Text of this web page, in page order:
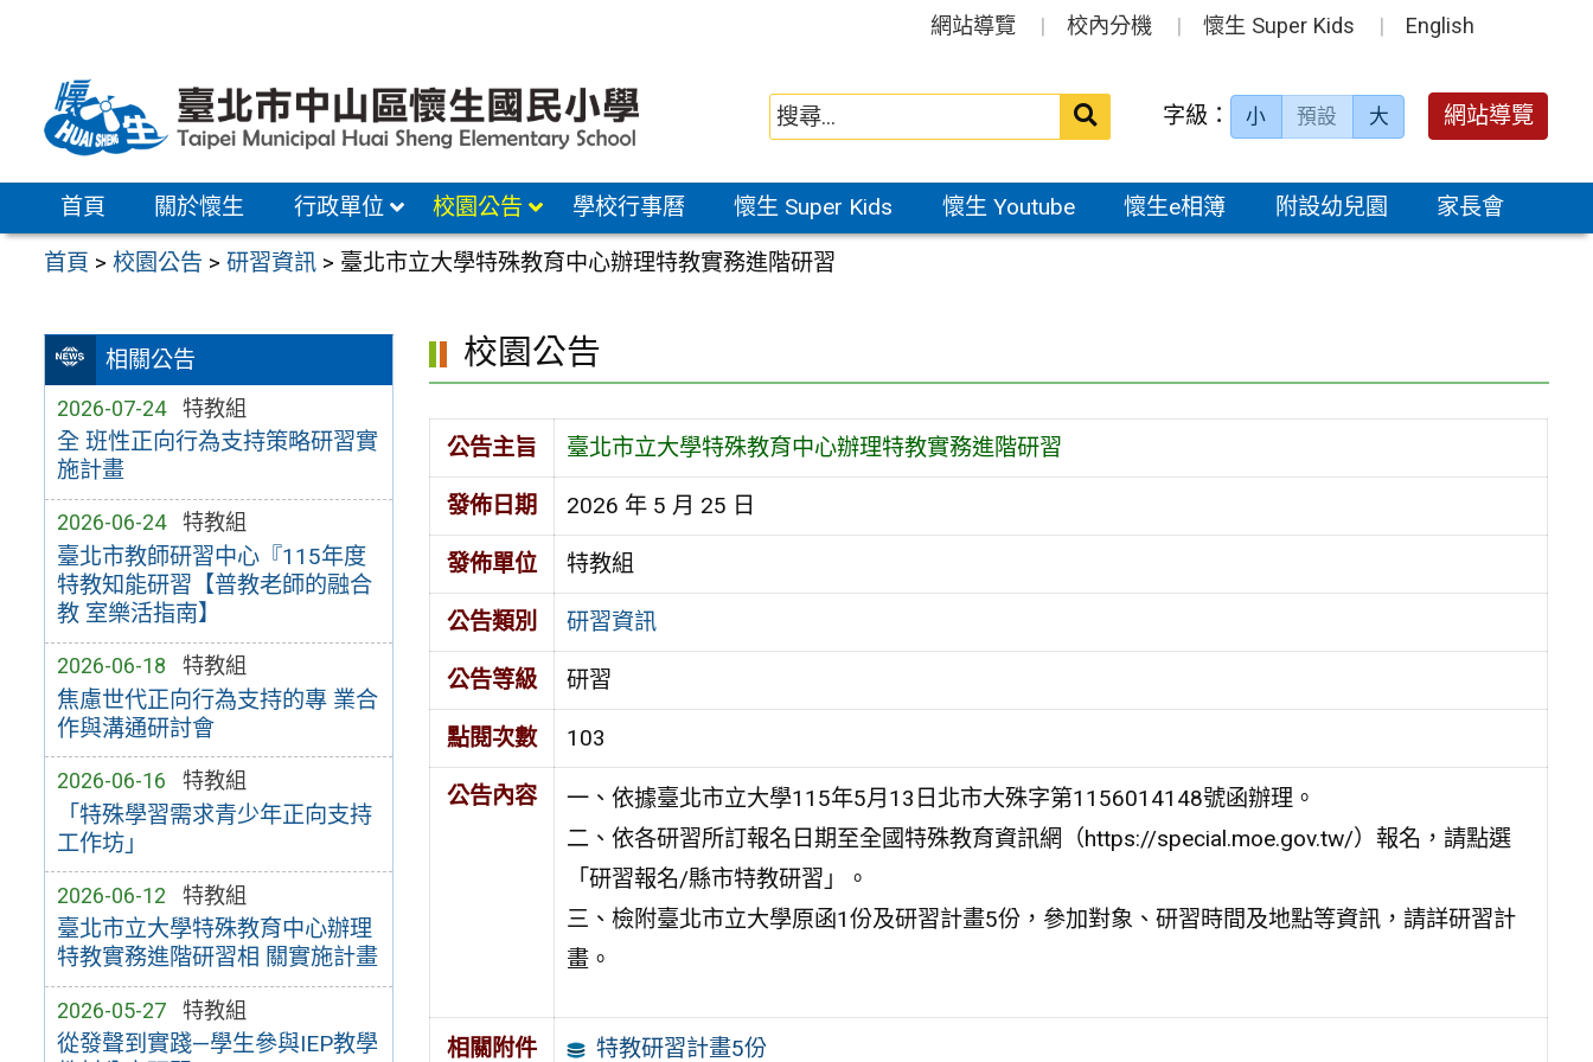
區
網站導覽 校內分機 懷生 Super Kids English
送出 字級： 小 預設 大 網站導覽
首頁 關於懷生 行政單位 校園公告 學校行事曆 懷生 Super Kids 懷生 Youtube 懷生e相簿 附設幼兒園 家長會
首頁 >校園公告 >研習資訊 > 臺北市立大學特殊教育中心辦理特教實務進階研習
相關公告
2026-07-24 特教組
全 班性正向行為支持策略研習實
施計畫
2026-06-24 特教組
臺北市教師研習中心『115年度
特教知能研習【普教老師的融合
教 室樂活指南】
2026-06-18 特教組
焦慮世代正向行為支持的專 業合
作與溝通研討會
2026-06-16 特教組
「特殊學習需求青少年正向支持
工作坊」
2026-06-12 特教組
臺北市立大學特殊教育中心辦理
特教實務進階研習相 關實施計畫
2026-05-27 特教組
從發聲到實踐—學生參與IEP教學
校園公告
公告主旨 臺北市立大學特殊教育中心辦理特教實務進階研習
發佈日期 2026 年 5 月 25 日
發佈單位 特教組
公告類別 研習資訊
公告等級 研習
點閱次數 103
公告內容
一、依據臺北市立大學115年5月13日北市大殊字第1156014148號函辦理。
二、依各研習所訂報名日期至全國特殊教育資訊網（https://special.moe.gov.tw/）報名，請點選
「研習報名/縣市特教研習」。
三、檢附臺北市立大學原函1份及研習計畫5份，參加對象、研習時間及地點等資訊，請詳研習計
畫。
相關附件 特教研習計畫5份